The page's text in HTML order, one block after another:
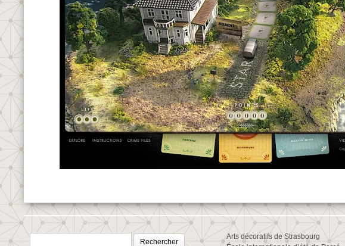
Rechercher :
Arts décoratifs de Strasbourg